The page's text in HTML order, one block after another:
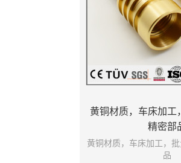
黄铜材质，车床加工
精密部
黄铜材质，车床加工，
品